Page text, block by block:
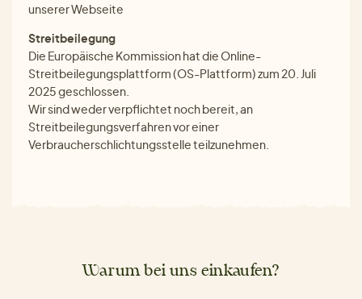
unserer Webseite
Streitbeilegung
Die Europäische Kommission hat die Online-
Streitbeilegungsplattform (OS-Plattform) zum 20. Juli
2025 geschlossen.
Wir sind weder verpflichtet noch bereit, an
Streitbeilegungsverfahren vor einer
Verbraucherschlichtungsstelle teilzunehmen.
Warum bei uns einkaufen?